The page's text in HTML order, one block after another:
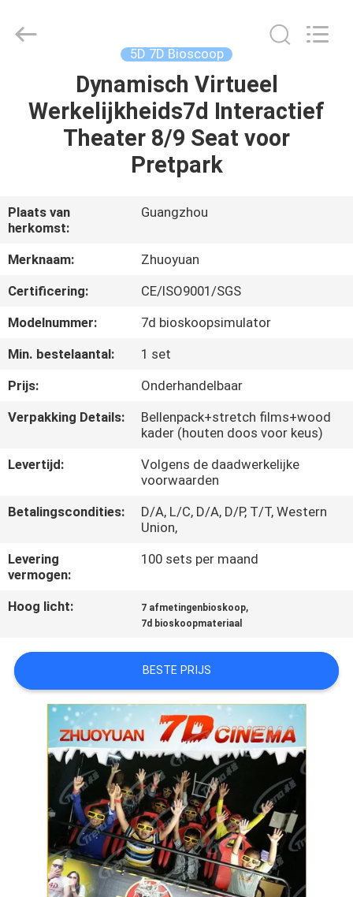
PRODUCTEN
SHOW
OVER
ONS
KWALITEITSCONTROLE
CONTACT
ONS
NIEUWS
GEVALLEN
SITEMAP
PRIVACY
POLICY
Co.,Ltd.
5D 7D Bioscoop
Dynamisch Virtueel
Werkelijkheids7d Interactief
Theater 8/9 Seat voor
Pretpark
Plaats van
herkomst:
Guangzhou
Merknaam:
Zhuoyuan
Certificering:
CE/ISO9001/SGS
Modelnummer:
7d bioskoopsimulator
Min. bestelaantal:
1 set
Prijs:
Onderhandelbaar
Verpakking Details:
Bellenpack+stretch films+wood
kader (houten doos voor keus)
Levertijd:
Volgens de daadwerkelijke
voorwaarden
Betalingscondities:
D/A, L/C, D/A, D/P, T/T, Western
Union,
Levering
vermogen:
100 sets per maand
Hoog licht: 7 afmetingenbioskoop,
7d bioskoopmateriaal
BESTE PRIJS